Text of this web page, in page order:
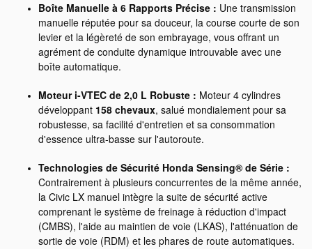
Boîte Manuelle à 6 Rapports Précise : Une transmission
manuelle réputée pour sa douceur, la course courte de son
levier et la légèreté de son embrayage, vous offrant un
agrément de conduite dynamique introuvable avec une
boîte automatique.
Moteur i-VTEC de 2,0 L Robuste : Moteur 4 cylindres
développant 158 chevaux, salué mondialement pour sa
robustesse, sa facilité d'entretien et sa consommation
d'essence ultra-basse sur l'autoroute.
Technologies de Sécurité Honda Sensing® de Série :
Contrairement à plusieurs concurrentes de la même année,
la Civic LX manuel intègre la suite de sécurité active
comprenant le système de freinage à réduction d'impact
(CMBS), l'aide au maintien de voie (LKAS), l'atténuation de
sortie de voie (RDM) et les phares de route automatiques.